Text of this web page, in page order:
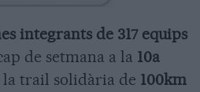
integrants de 317 equips
de setmana a la 10a
la trail solidària de 100km